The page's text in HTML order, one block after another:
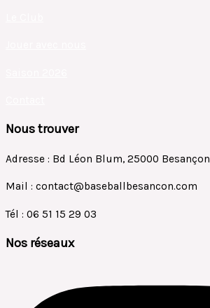
Nous trouver
Adresse : Bd Léon Blum, 25000 Besançon
Mail : contact@baseballbesancon.com
Tél : 06 51 15 29 03
Nos réseaux